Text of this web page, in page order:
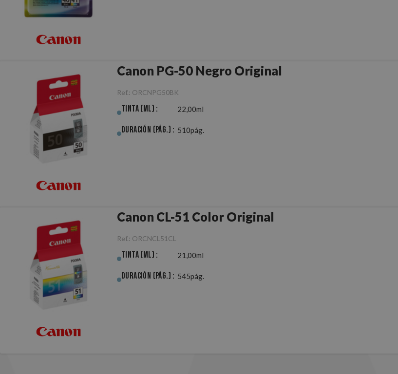
Canon PG-50 Negro Original
Ref.: ORCNPG50BK
Tinta (ml) : 22,00ml
Duración (pág.) : 510pág.
Canon CL-51 Color Original
Ref.: ORCNCL51CL
Tinta (ml) : 21,00ml
Duración (pág.) : 545pág.